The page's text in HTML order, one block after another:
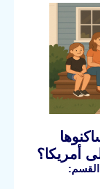
أمريكا؟
القسم: